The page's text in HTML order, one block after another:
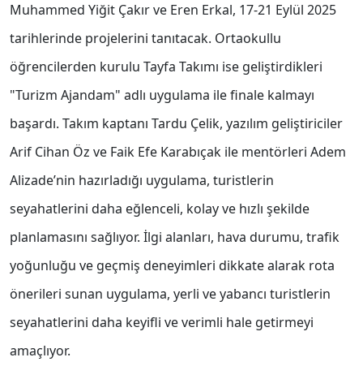
Muhammed Yiğit Çakır ve Eren Erkal, 17-21 Eylül 2025
tarihlerinde projelerini tanıtacak. Ortaokullu
öğrencilerden kurulu Tayfa Takımı ise geliştirdikleri
"Turizm Ajandam" adlı uygulama ile finale kalmayı
başardı. Takım kaptanı Tardu Çelik, yazılım geliştiriciler
Arif Cihan Öz ve Faik Efe Karabıçak ile mentörleri Adem
Alizade’nin hazırladığı uygulama, turistlerin
seyahatlerini daha eğlenceli, kolay ve hızlı şekilde
planlamasını sağlıyor. İlgi alanları, hava durumu, trafik
yoğunluğu ve geçmiş deneyimleri dikkate alarak rota
önerileri sunan uygulama, yerli ve yabancı turistlerin
seyahatlerini daha keyifli ve verimli hale getirmeyi
amaçlıyor.